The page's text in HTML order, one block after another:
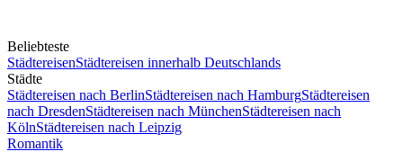
Beliebteste
StädtereisenStädtereisen innerhalb Deutschlands
Städte
Städtereisen nach BerlinStädtereisen nach HamburgStädtereisen
nach DresdenStädtereisen nach MünchenStädtereisen nach
KölnStädtereisen nach Leipzig
Romantik